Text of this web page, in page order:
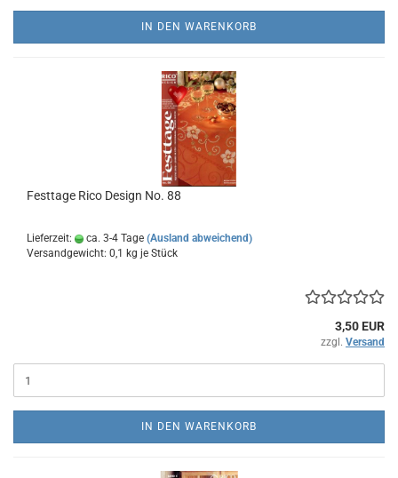
IN DEN WARENKORB
Festtage Rico Design No. 88
Lieferzeit: ca. 3-4 Tage (Ausland abweichend)
Versandgewicht: 0,1 kg je Stück
3,50 EUR
zzgl. Versand
IN DEN WARENKORB